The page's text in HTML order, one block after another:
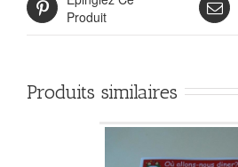
Produit
Produits similaires